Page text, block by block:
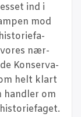
ind i
mod
vores nær­
Kon­ser­va­
helt klart
hand­ler om